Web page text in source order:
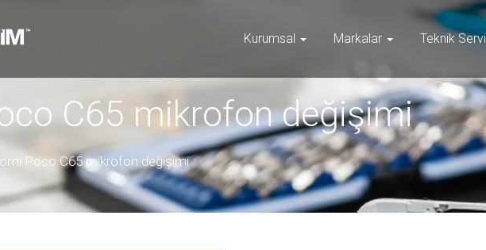
Kurumsal Markalar Teknik
C65 mikrofon değişimi
Poco C65 mikrofon değişimi